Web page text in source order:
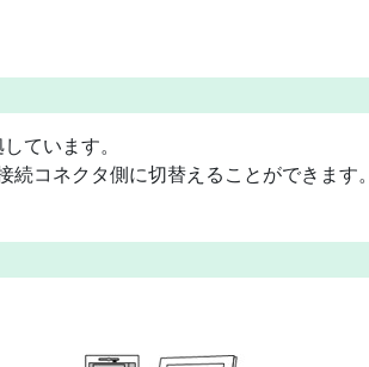
ています。
続コネクタ側に切替えることができます。